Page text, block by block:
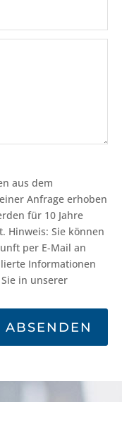
aus dem
Anfrage erhoben
für 10 Jahre
Hinweis: Sie können
per E-Mail an
Informationen
in unserer
ABSENDEN